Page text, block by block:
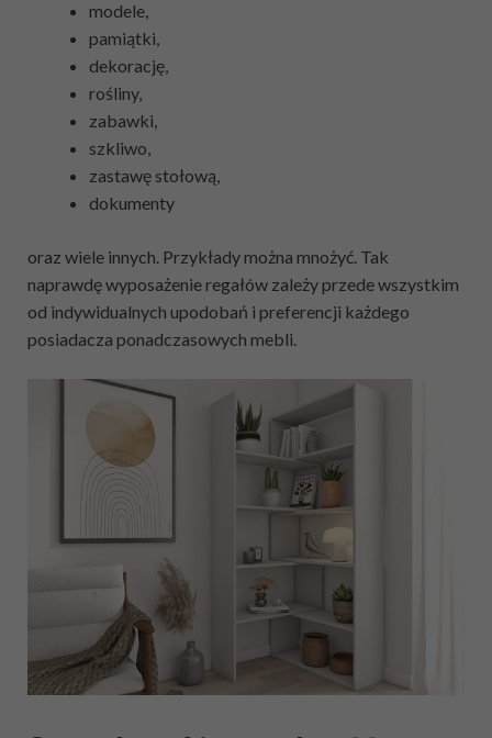
modele,
pamiątki,
dekorację,
rośliny,
zabawki,
szkliwo,
zastawę stołową,
dokumenty
oraz wiele innych. Przykłady można mnożyć. Tak
naprawdę wyposażenie regałów zależy przede wszystkim
od indywidualnych upodobań i preferencji każdego
posiadacza ponadczasowych mebli.